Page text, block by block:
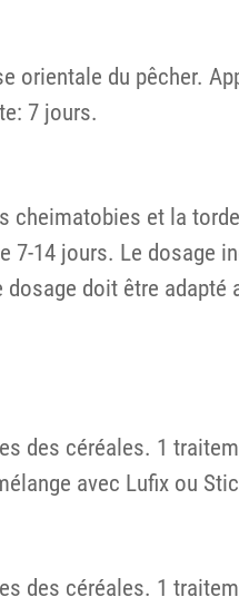
orientale du pêcher.
7 jours.
cheimatobies et la
7-14 jours. Le dosage
doit être adapté
des céréales. 1
avec Lufix ou
des céréales. 1